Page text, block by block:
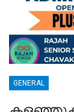
GENERAL